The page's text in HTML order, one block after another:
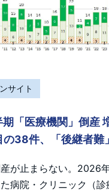
サイト
「医療機関」倒産
の38件、「後継者難
が止まらない。2026
病院・クリニック（